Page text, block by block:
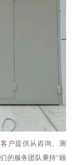
户提供从咨询、测
的服务团队秉持“顾